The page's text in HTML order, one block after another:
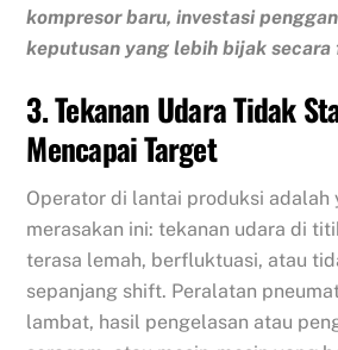
kompresor baru, investasi
keputusan yang lebih bijak secara
3. Tekanan Udara Tidak
Mencapai Target
Operator di lantai produksi adalah
merasakan ini: tekanan udara di
terasa lemah, berfluktuasi, atau
sepanjang shift. Peralatan
lambat, hasil pengelasan atau